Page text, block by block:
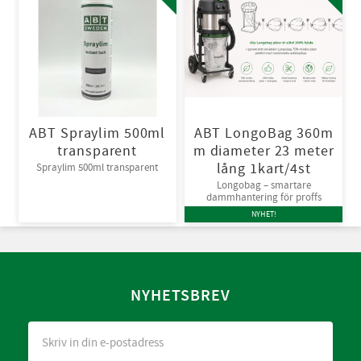
ABT Spraylim 500ml
transparent
Spraylim 500ml transparent
ABT LongoBag 360m
m diameter 23 meter
lång 1kart/4st
Longobag – smartare
dammhantering för proffs
NYHET!
NYHETSBREV